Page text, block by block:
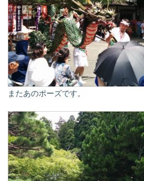
またあのポーズです。